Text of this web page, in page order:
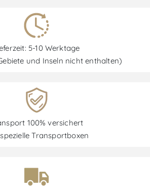
5-10 Werktage
und Inseln nicht enthalten)
100% versichert
Transportboxen